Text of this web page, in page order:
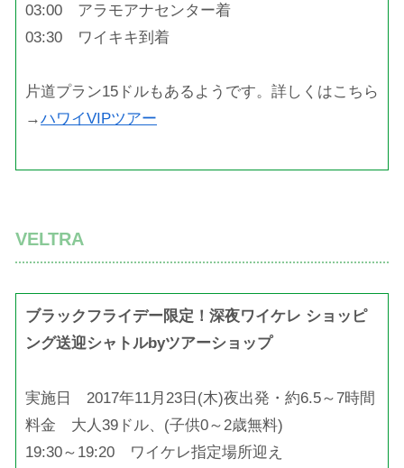
03:00 アラモアナセンター着
03:30 ワイキキ到着
片道プラン15ドルもあるようです。詳しくはこちら
→ハワイVIPツアー
VELTRA
ブラックフライデー限定！深夜ワイケレ ショッピ
ング送迎シャトルbyツアーショップ
実施日 2017年11月23日(木)夜出発・約6.5～7時間
料金 大人39ドル、(子供0～2歳無料)
19:30～19:20 ワイケレ指定場所迎え